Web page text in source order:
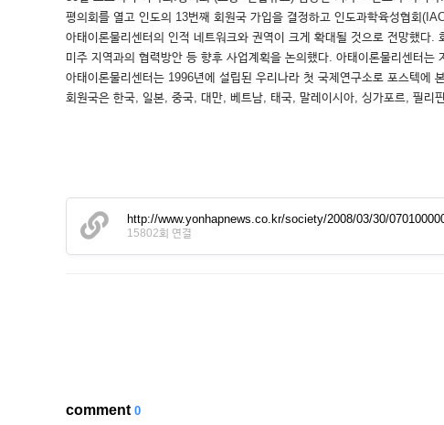
평의회를 열고 인도의 13번째 회원국 가입을 결정하고 인도과학육성협회
아태이론물리센터의 인적 네트워크와 권역이 크게 확대될 것으로 전망했다
미주 지역과의 협력방안 등 향후 사업계획을 논의했다. 아태이론물리센터
아태이론물리센터는 1996년에 설립된 우리나라 첫 국제연구소로 포스텍에
회원국은 한국, 일본, 중국, 대만, 베트남, 태국, 말레이시아, 싱가포르, 필
http://www.yonhapnews.co.kr/society/2008/03/30/
15802회 연결
comment0